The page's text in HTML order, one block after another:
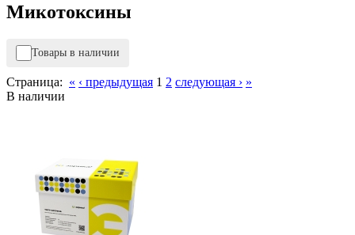
Микотоксины
Товары в наличии
Страница: « ‹ предыдущая 1 2 следующая › »
В наличии